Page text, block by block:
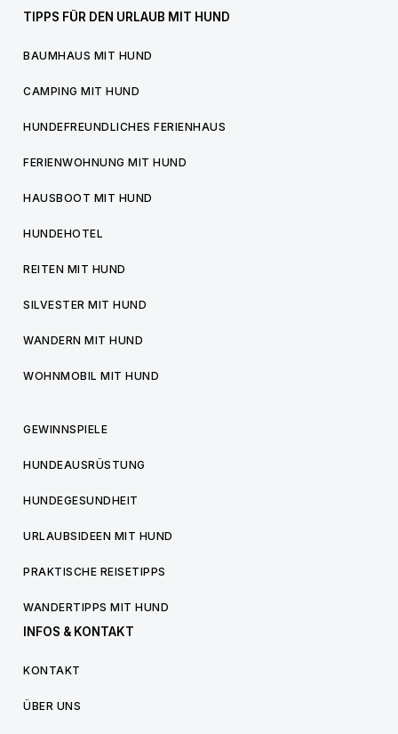
TIPPS FÜR DEN URLAUB MIT HUND
BAUMHAUS MIT HUND
CAMPING MIT HUND
HUNDEFREUNDLICHES FERIENHAUS
FERIENWOHNUNG MIT HUND
HAUSBOOT MIT HUND
HUNDEHOTEL
REITEN MIT HUND
SILVESTER MIT HUND
WANDERN MIT HUND
WOHNMOBIL MIT HUND
GEWINNSPIELE
HUNDEAUSRÜSTUNG
HUNDEGESUNDHEIT
URLAUBSIDEEN MIT HUND
PRAKTISCHE REISETIPPS
WANDERTIPPS MIT HUND
INFOS & KONTAKT
KONTAKT
ÜBER UNS